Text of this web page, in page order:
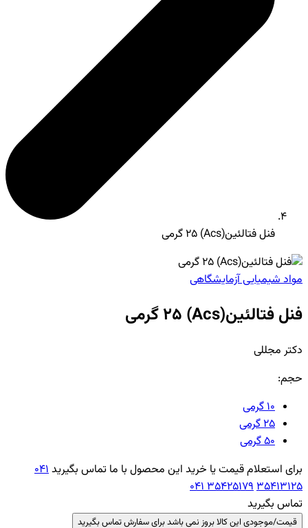
فنل فتالئین(Acs) 25 گرمی
مواد شیمیایی آزمایشگاهی
فنل فتالئین(Acs) 25 گرمی
دکتر مجللی
حجم:
10 گرمی
25 گرمی
50 گرمی
برای استعلام قیمت یا خرید این محصول با ما تماس بگیرید041
35413125
041 35425179
تماس بگیرید
قیمت/موجودی این کالا بروز نمی باشد برای سفارش تماس بگیرید